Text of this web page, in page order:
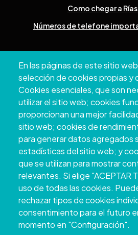
En las páginas de este sitio
selección de cookies propias y
Cookies esenciales, que son
utilizar el sitio web; cookies
proporcionan una mejor
sitio web; cookies de
para generar datos agregados
estadísticas del sitio web; y
que se utilizan para mostrar
relevantes. Si elige "ACEPTAR
uso de todas las cookies.
rechazar tipos de cookies
consentimiento para el futuro
momento en "Configuración".
Como chegar a
Números de telefone
Pontevedra
+34 986 804 100 | +34
Copyright © 2026.
Pontevedra.
Todos os